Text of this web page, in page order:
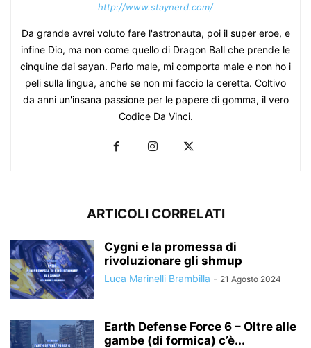
http://www.staynerd.com/
Da grande avrei voluto fare l'astronauta, poi il super eroe, e
infine Dio, ma non come quello di Dragon Ball che prende le
cinquine dai sayan. Parlo male, mi comporta male e non ho i
peli sulla lingua, anche se non mi faccio la ceretta. Coltivo
da anni un'insana passione per le papere di gomma, il vero
Codice Da Vinci.
ARTICOLI CORRELATI
Cygni e la promessa di
rivoluzionare gli shmup
Luca Marinelli Brambilla - 21 Agosto 2024
Earth Defense Force 6 – Oltre alle
gambe (di formica) c’è...